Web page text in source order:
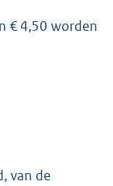
€ 4,50 worden
van de